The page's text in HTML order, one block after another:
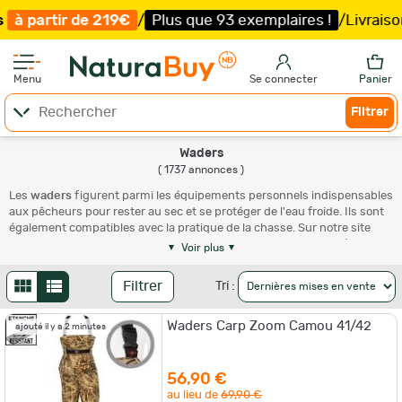
/ Plus que 93 exemplaires ! /Livraison offerte et
Menu Se connecter Panier
Filtrer
Waders
( 1737 annonces )
Les waders figurent parmi les équipements personnels indispensables
aux pêcheurs pour rester au sec et se protéger de l'eau froide. Ils sont
également compatibles avec la pratique de la chasse. Sur notre site
NaturaBuy, vous trouverez un large choix de
de pêche et de chasse, découvrez aussi notre sélection de chaussures
dewadding bottesde chasse et d'accessoires.
Les différents types de waders
waders pour la pêche, notamment la pêche à la mouche et la
chasse au gibier d'eau, sont couramment utilisés. Aussi appelés
pantalons de wading
waderssont indispensables au pêcheur
Voir plus
Filtrer Tri :
ajouté il y a 2 minutes Waders Carp Zoom Camou 41/42
56,90 €
au lieu de69,90 €